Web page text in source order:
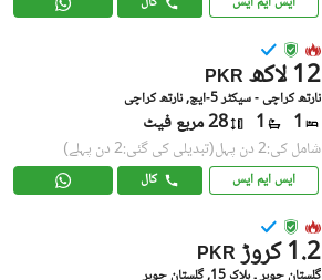
PKR 12 لاکھ
نارتھ کراچی - سیکٹر 5-ایچ, نارتھ کراچی
1
1 28 مربع فیٹ
شامل کی:2 دن پہل (تبدیلی کی گئی:2 دن پہلے)
ایس ایم ایس کال
PKR 1.2 کروڑ